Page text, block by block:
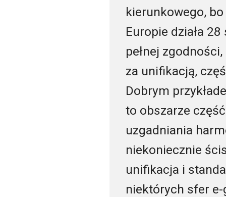
kierunkowego,
Europie działa
pełnej
za unifikacją,
Dobrym
to obszarze
uzgadniania
niekoniecznie
unifikacja i
niektórych sfer